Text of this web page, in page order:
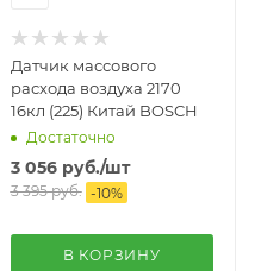
Датчик массового
расхода воздуха 2170
16кл (225) Китай BOSCH
Достаточно
3 056руб./шт
3 395руб. -10%
В КОРЗИНУ